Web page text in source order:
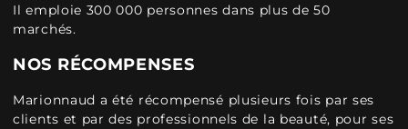
Il emploie 300 000 personnes dans plus de 50
marchés.
NOS RÉCOMPENSES
Marionnaud a été récompensé plusieurs fois par ses
clients et par des professionnels de la beauté, pour ses